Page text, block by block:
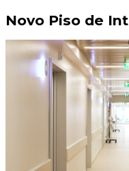
Novo Piso de